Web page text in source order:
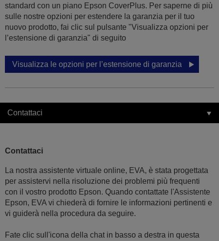
standard con un piano Epson CoverPlus. Per saperne di più
sulle nostre opzioni per estendere la garanzia per il tuo
nuovo prodotto, fai clic sul pulsante "Visualizza opzioni per
l’estensione di garanzia" di seguito
Visualizza le opzioni per l’estensione di garanzia
Contattaci
Contattaci
La nostra assistente virtuale online, EVA, è stata progettata
per assistervi nella risoluzione dei problemi più frequenti
con il vostro prodotto Epson. Quando contattate l'Assistente
Epson, EVA vi chiederà di fornire le informazioni pertinenti e
vi guiderà nella procedura da seguire.
Fate clic sull'icona della chat in basso a destra in questa